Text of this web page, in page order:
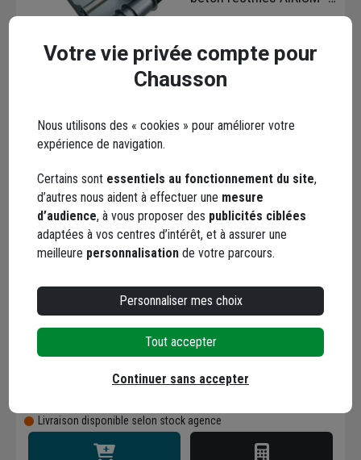
épaisseur cordon 10 mm
133,90 €
Choisir une agence pour vérifier le stock
Livraison disponible selon stock agence
Bloc béton Airium R1 -
200 x 200 mm - R = 1,10
m².k/w
Code : 624877-1
4,74 €
dont0,01 €éco-contribution
Choisir une agence pour vérifier le stock
Livraison disponible selon stock agence
Votre vie privée compte pour
Chausson
Nous utilisons des « cookies » pour améliorer votre
expérience de navigation.
Certains sont essentiels au fonctionnement du site,
d’autres nous aident à effectuer une mesure
d’audience, à vous proposer des publicités ciblées
adaptées à vos centres d’intérêt, et à assurer une
meilleure personnalisation de votre parcours.
Personnaliser mes choix
Tout accepter
Continuer sans accepter